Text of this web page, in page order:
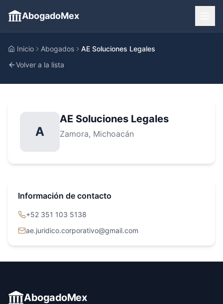
AbogadoMex
Inicio Abogados
AE Soluciones Legales
Volver a la lista
A
AE Soluciones Legales
Zamora, Michoacán
Información de contacto
+52 351 103 5138
ae.juridico.corporativo@gmail.com
AbogadoMex